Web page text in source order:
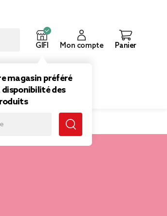
GIFI
magasin préféré
des
Mon compte Panier